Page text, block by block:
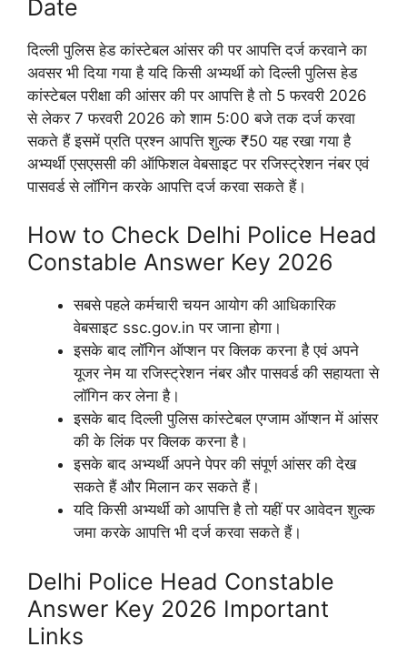
Date
दिल्ली पुलिस हेड कांस्टेबल आंसर की पर आपत्ति दर्ज करवाने का
अवसर भी दिया गया है यदि किसी अभ्यर्थी को दिल्ली पुलिस हेड
कांस्टेबल परीक्षा की आंसर की पर आपत्ति है तो 5 फरवरी 2026
से लेकर 7 फरवरी 2026 को शाम 5:00 बजे तक दर्ज करवा
सकते हैं इसमें प्रति प्रश्न आपत्ति शुल्क ₹50 यह रखा गया है
अभ्यर्थी एसएससी की ऑफिशल वेबसाइट पर रजिस्ट्रेशन नंबर एवं
पासवर्ड से लॉगिन करके आपत्ति दर्ज करवा सकते हैं।
How to Check Delhi Police Head
Constable Answer Key 2026
सबसे पहले कर्मचारी चयन आयोग की आधिकारिक
वेबसाइट ssc.gov.in पर जाना होगा।
इसके बाद लॉगिन ऑप्शन पर क्लिक करना है एवं अपने
यूजर नेम या रजिस्ट्रेशन नंबर और पासवर्ड की सहायता से
लॉगिन कर लेना है।
इसके बाद दिल्ली पुलिस कांस्टेबल एग्जाम ऑप्शन में आंसर
की के लिंक पर क्लिक करना है।
इसके बाद अभ्यर्थी अपने पेपर की संपूर्ण आंसर की देख
सकते हैं और मिलान कर सकते हैं।
यदि किसी अभ्यर्थी को आपत्ति है तो यहीं पर आवेदन शुल्क
जमा करके आपत्ति भी दर्ज करवा सकते हैं।
Delhi Police Head Constable
Answer Key 2026 Important
Links